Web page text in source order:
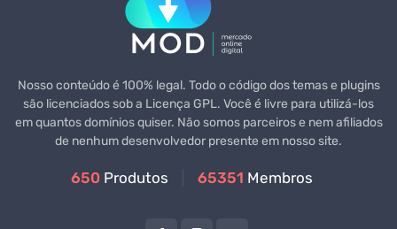
Nosso conteúdo é 100% legal. Todo o código dos temas e plugins
são licenciados sob a Licença GPL. Você é livre para utilizá-los
em quantos domínios quiser. Não somos parceiros e nem afiliados
de nenhum desenvolvedor presente em nosso site.
650 Produtos 65351 Membros